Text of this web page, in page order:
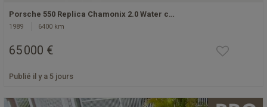
Porsche 550 Replica Chamonix 2.0 Water c…
1989 6400 km
65 000 €
Publié il y a 5 jours